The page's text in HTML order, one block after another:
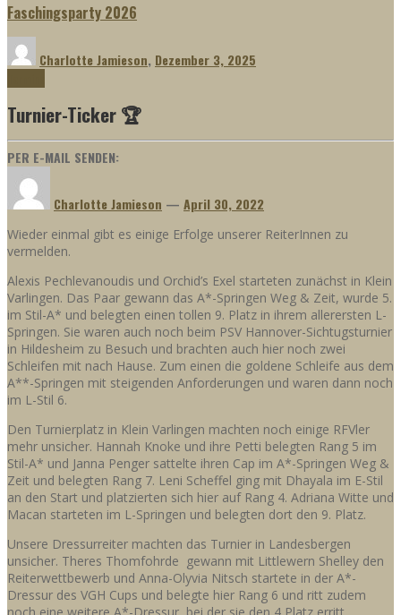
Faschingsparty 2026
Charlotte Jamieson, Dezember 3, 2025
Turnier-Ticker 🏆
PER E-MAIL SENDEN:
Charlotte Jamieson — April 30, 2022
Wieder einmal gibt es einige Erfolge unserer ReiterInnen zu
vermelden.
Alexis Pechlevanoudis und Orchid’s Exel starteten zunächst in Klein
Varlingen. Das Paar gewann das A*-Springen Weg & Zeit, wurde 5.
im Stil-A* und belegten einen tollen 9. Platz in ihrem allerersten L-
Springen. Sie waren auch noch beim PSV Hannover-Sichtugsturnier
in Hildesheim zu Besuch und brachten auch hier noch zwei
Schleifen mit nach Hause. Zum einen die goldene Schleife aus dem
A**-Springen mit steigenden Anforderungen und waren dann noch
im L-Stil 6.
Den Turnierplatz in Klein Varlingen machten noch einige RFVler
mehr unsicher. Hannah Knoke und ihre Petti belegten Rang 5 im
Stil-A* und Janna Penger sattelte ihren Cap im A*-Springen Weg &
Zeit und belegten Rang 7. Leni Scheffel ging mit Dhayala im E-Stil
an den Start und platzierten sich hier auf Rang 4. Adriana Witte und
Macan starteten im L-Springen und belegten dort den 9. Platz.
Unsere Dressurreiter machten das Turnier in Landesbergen
unsicher. Theres Thomfohrde gewann mit Littlewern Shelley den
Reiterwettbewerb und Anna-Olyvia Nitsch startete in der A*-
Dressur des VGH Cups und belegte hier Rang 6 und ritt zudem